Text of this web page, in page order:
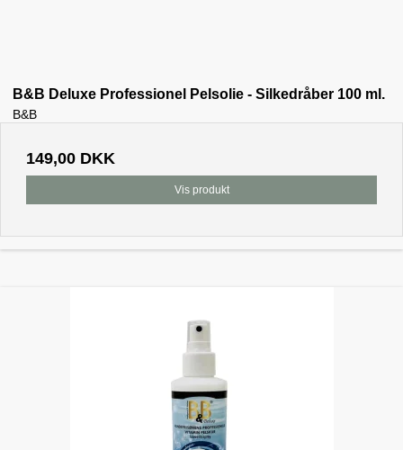
B&B Deluxe Professionel Pelsolie - Silkedråber 100 ml.
B&B
149,00 DKK
Vis produkt